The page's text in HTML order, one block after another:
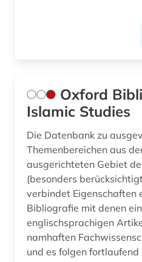
Oxford
Islamic Studies
Die Datenbank zu
Themenbereichen aus
ausgerichteten Gebiet
(besonders
verbindet Eigenschaften
Bibliografie mit denen
englischsprachigen
namhaften
und es folgen